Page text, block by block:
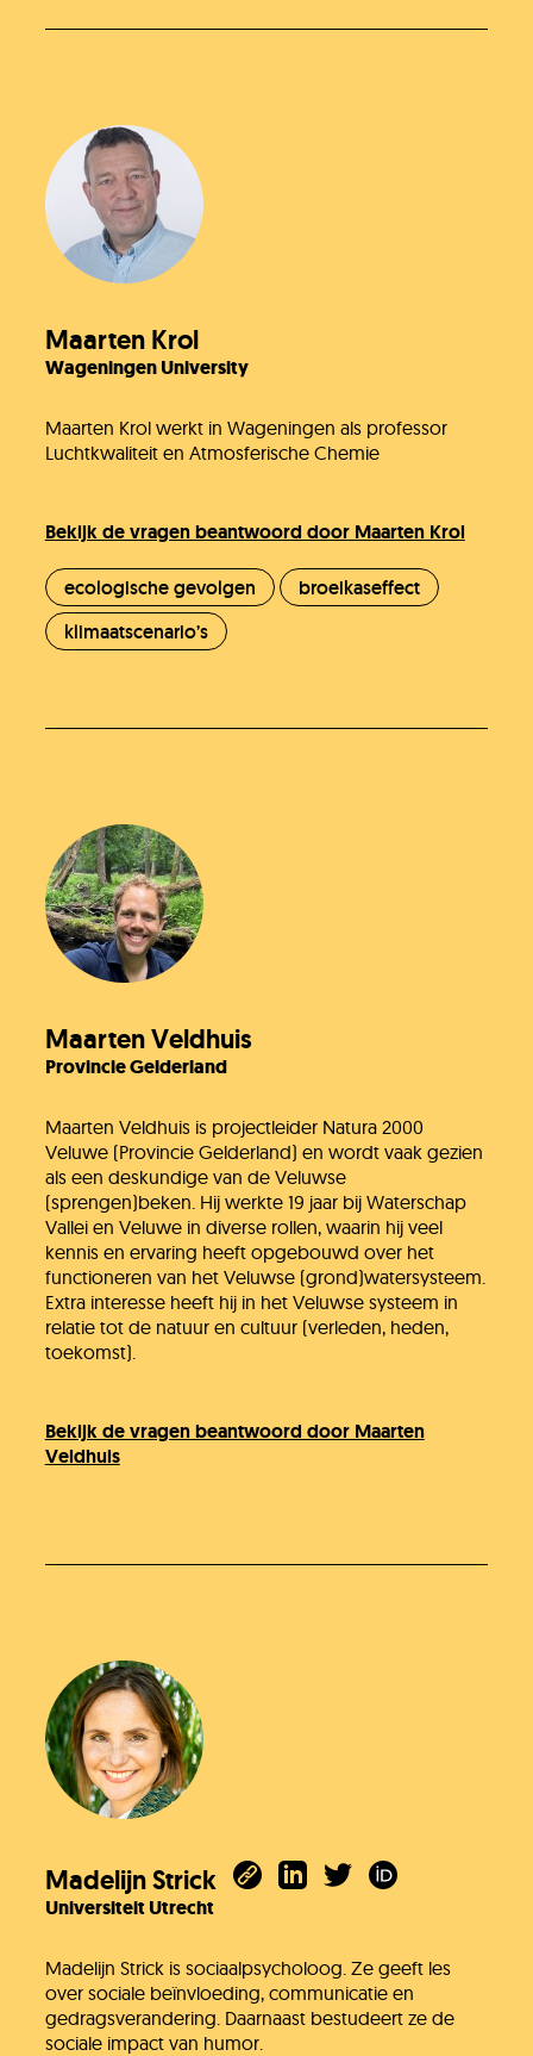
Maarten Krol
Wageningen University
Maarten Krol werkt in Wageningen als professor
Luchtkwaliteit en Atmosferische Chemie
Bekijk de vragen beantwoord door Maarten Krol
ecologische gevolgen
broeikaseffect
klimaatscenario’s
Maarten Veldhuis
Provincie Gelderland
Maarten Veldhuis is projectleider Natura 2000
Veluwe (Provincie Gelderland) en wordt vaak gezien
als een deskundige van de Veluwse
(sprengen)beken. Hij werkte 19 jaar bij Waterschap
Vallei en Veluwe in diverse rollen, waarin hij veel
kennis en ervaring heeft opgebouwd over het
functioneren van het Veluwse (grond)watersysteem.
Extra interesse heeft hij in het Veluwse systeem in
relatie tot de natuur en cultuur (verleden, heden,
toekomst).
Bekijk de vragen beantwoord door Maarten
Veldhuis
Madelijn Strick
Universiteit Utrecht
Madelijn Strick is sociaalpsycholoog. Ze geeft les
over sociale beïnvloeding, communicatie en
gedragsverandering. Daarnaast bestudeert ze de
sociale impact van humor.